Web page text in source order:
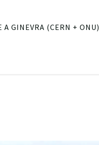
GINEVRA (CERN + ONU)